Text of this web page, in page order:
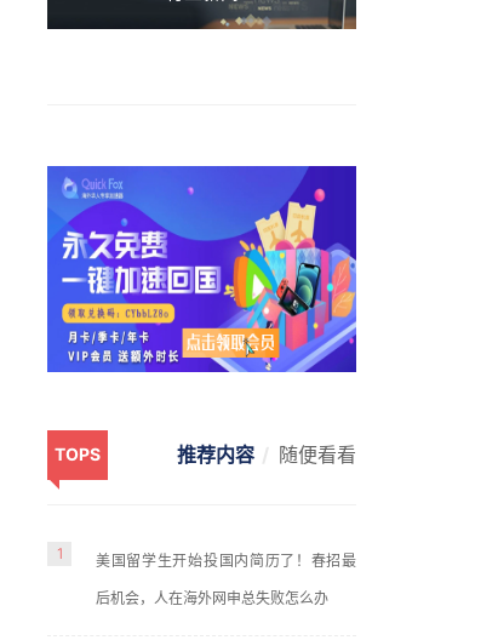
TOPS 推荐内容 随便看看
1 美国留学生开始投国内简历了！春招最
后机会，人在海外网申总失败怎么办